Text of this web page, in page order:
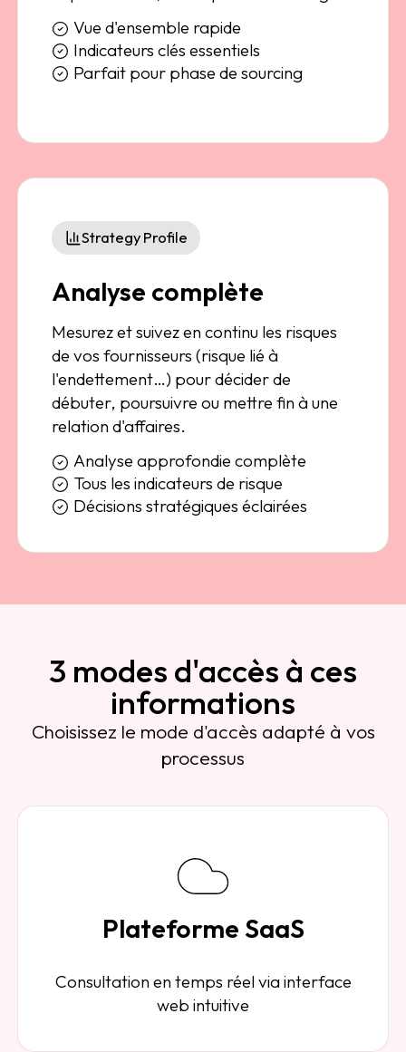
Vue d'ensemble rapide
Indicateurs clés essentiels
Parfait pour phase de sourcing
Strategy Profile
Analyse complète
Mesurez et suivez en continu les risques
de vos fournisseurs (risque lié à
l'endettement…) pour décider de
débuter, poursuivre ou mettre fin à une
relation d'affaires.
Analyse approfondie complète
Tous les indicateurs de risque
Décisions stratégiques éclairées
3 modes d'accès à ces
informations
Choisissez le mode d'accès adapté à vos
processus
Plateforme SaaS
Consultation en temps réel via interface
web intuitive